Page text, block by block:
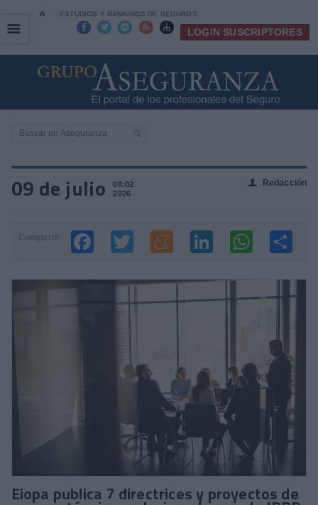
⌂ ESTUDIOS Y RANKINGS DE SEGUROS
     LOGIN SUSCRIPTORES
☰
☰
09 de julio
08:02
2026
👤 Redacción
Eiopa publica 7 directrices y proyectos de